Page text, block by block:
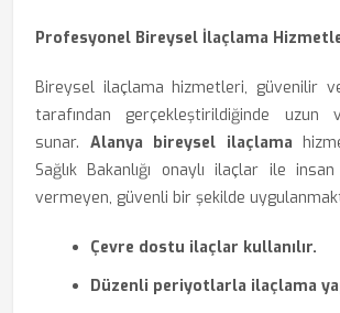
Profesyonel Bireysel İlaçlama
Bireysel ilaçlama hizmetleri, güvenilir
tarafından gerçekleştirildiğinde uzun
sunar. Alanya bireysel ilaçlama
Sağlık Bakanlığı onaylı ilaçlar ile
vermeyen, güvenli bir şekilde
Çevre dostu ilaçlar kullanılır.
Düzenli periyotlarla ilaçlama